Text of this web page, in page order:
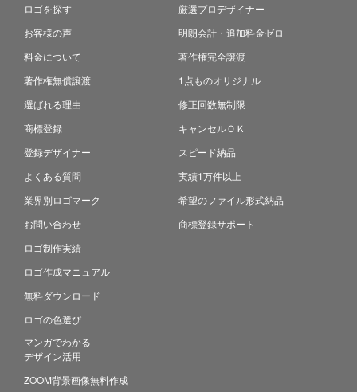
ロゴを探す
お客様の声
料金について
著作権無償譲渡
選ばれる理由
商標登録
登録デザイナー
よくある質問
業界別ロゴマーク
お問い合わせ
ロゴ制作実績
ロゴ作成マニュアル
無料ダウンロード
ロゴの色選び
マンガでわかる
デザイン活用
ZOOM背景画像無料作成
厳選プロデザイナー
明朗会計・追加料金ゼロ
著作権完全譲渡
1点ものオリジナル
修正回数無制限
キャンセルＯＫ
スピード納品
実績1万件以上
希望のファイル形式納品
商標登録サポート